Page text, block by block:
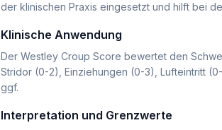
der klinischen Praxis eingesetzt und hilft bei
Klinische Anwendung
Der Westley Croup Score bewertet den
Stridor (0-2), Einziehungen (0-3), Lufteintritt
ggf.
Interpretation und Grenzwerte